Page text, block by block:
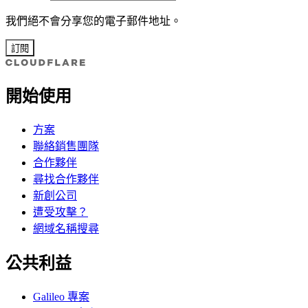
我們絕不會分享您的電子郵件地址。
訂閱
開始使用
方案
聯絡銷售團隊
合作夥伴
尋找合作夥伴
新創公司
遭受攻擊？
網域名稱搜尋
公共利益
Galileo 專案